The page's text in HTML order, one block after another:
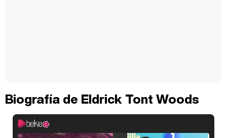
Biografía de Eldrick Tont Woods